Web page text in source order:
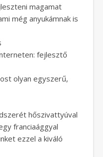
magamat
még anyukámnak is
fejlesztő
olyan egyszerű,
hőszivattyúval
franciaággyal
ezzel a kiváló